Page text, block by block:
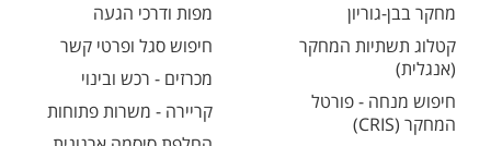
מחקר בבן-גוריון
קטלוג תשתיות המחקר
(אנגלית)
חיפוש מנחה - פורטל
המחקר (CRIS)
מפות ודרכי הגעה
חיפוש סגל ופרטי קשר
מכרזים - רכש ובינוי
קריירה - משרות פתוחות